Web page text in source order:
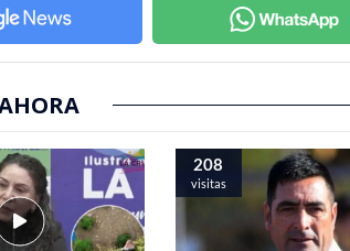
208
visitas